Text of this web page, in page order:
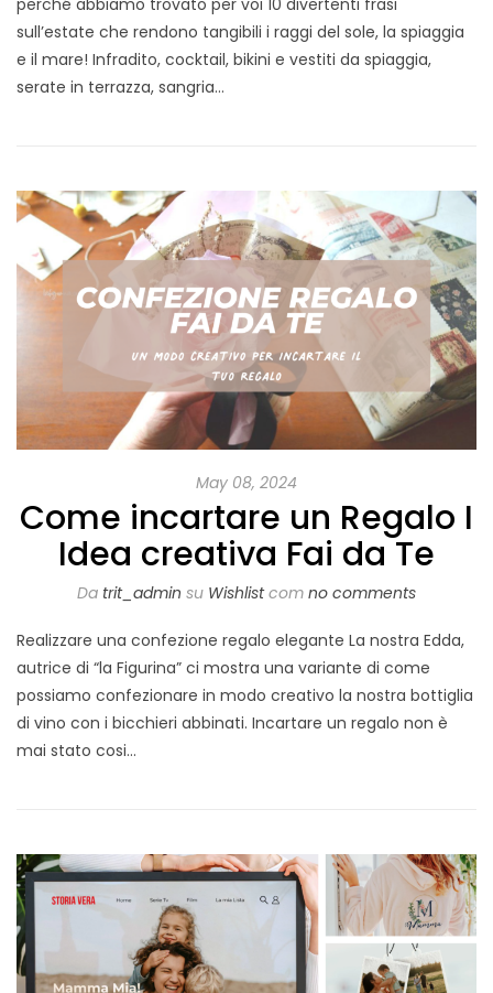
perché abbiamo trovato per voi 10 divertenti frasi
sull’estate che rendono tangibili i raggi del sole, la spiaggia
e il mare! Infradito, cocktail, bikini e vestiti da spiaggia,
serate in terrazza, sangria…
May 08, 2024
Come incartare un Regalo I
Idea creativa Fai da Te
Da trit_admin su Wishlistcom no comments
Realizzare una confezione regalo elegante La nostra Edda,
autrice di “la Figurina” ci mostra una variante di come
possiamo confezionare in modo creativo la nostra bottiglia
di vino con i bicchieri abbinati. Incartare un regalo non è
mai stato cosi…